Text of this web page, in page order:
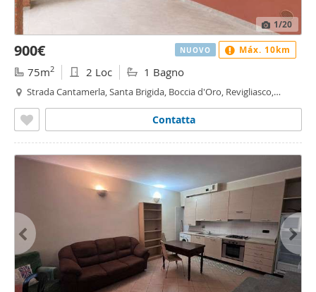
1/20
900€
75m2 2 Loc 1 Bagno
Strada Cantamerla, Santa Brigida, Boccia d'Oro, Revigliasco,
Contatta
NUOVO Máx. 10km